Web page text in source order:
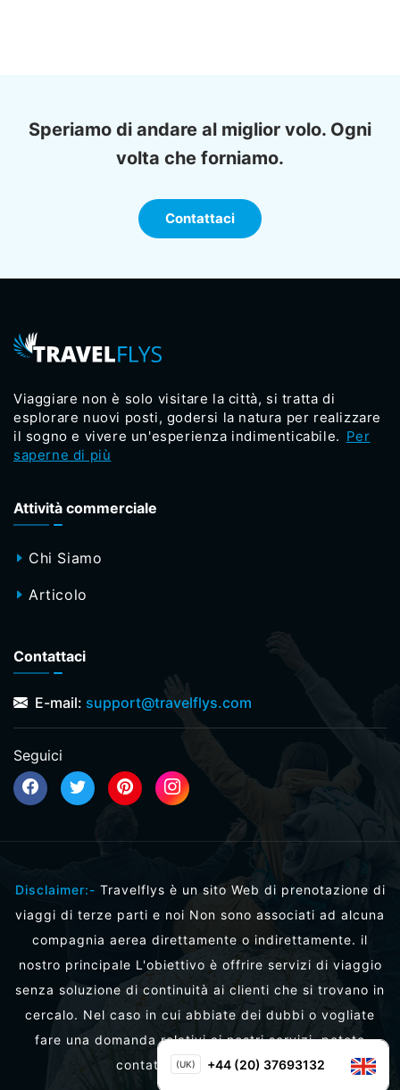
(UK) +44 (20) 37693132
Speriamo di andare al miglior volo. Ogni
volta che forniamo.
Contattaci
Viaggiare non è solo visitare la città, si tratta di
esplorare nuovi posti, godersi la natura per realizzare
il sogno e vivere un'esperienza indimenticabile. Per
saperne di più
Attività commerciale
Chi Siamo
Articolo
Contattaci
E-mail: support@travelflys.com
Seguici
Disclaimer:- Travelflys è un sito Web di prenotazione di
viaggi di terze parti e noi Non sono associati ad alcuna
compagnia aerea direttamente o indirettamente. il
nostro principale L'obiettivo è offrire servizi di viaggio
senza soluzione di continuità ai clienti che si trovano in
cercalo. Nel caso in cui abbiate dei dubbi o vogliate
fare una domanda relativi ai nostri servizi, potete
contattarci direttamente.